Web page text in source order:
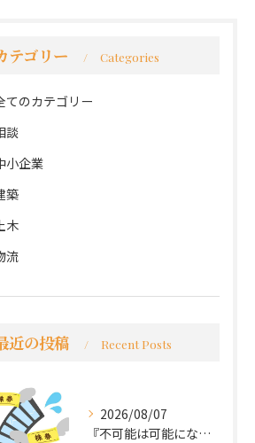
テゴリー Categories
てのカテゴリー
談
小企業
築
木
流
近の投稿 Recent Posts
2026/08/07
『不可能は可能になる』